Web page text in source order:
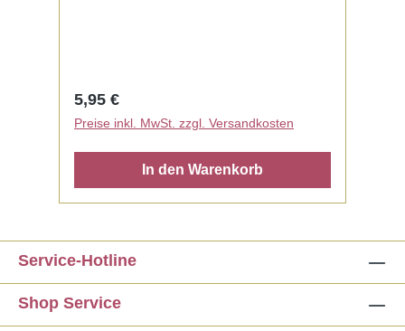
Regulärer Preis:
5,95 €
Preise inkl. MwSt. zzgl. Versandkosten
In den Warenkorb
Service-Hotline
Shop Service